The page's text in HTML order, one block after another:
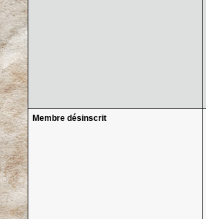
Membre désinscrit